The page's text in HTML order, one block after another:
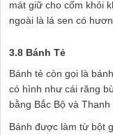
mát giữ cho cốm khỏi
ngoài là lá sen có
3.8 Bánh Tẻ
Bánh tẻ còn gọi là
có hình như cái răng
bằng Bắc Bộ và
Bánh được làm từ bột